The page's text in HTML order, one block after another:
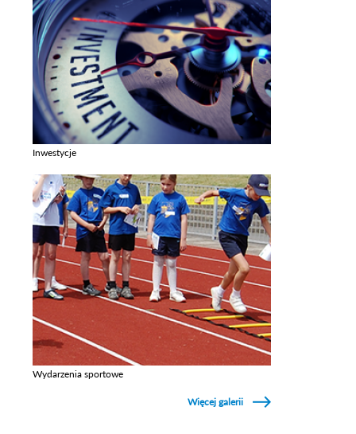
Inwestycje
Wydarzenia sportowe
Więcej galerii